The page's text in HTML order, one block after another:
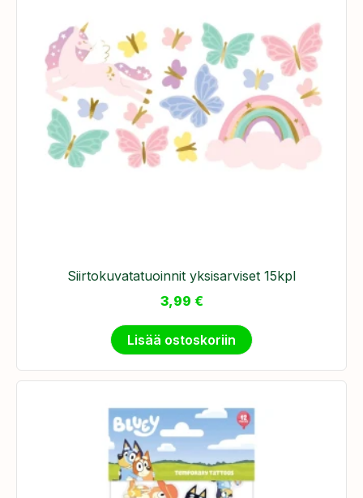
Siirtokuvatatuoinnit yksisarviset 15kpl
3,99 €
Lisää ostoskoriin